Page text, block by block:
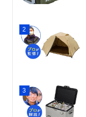
2
3